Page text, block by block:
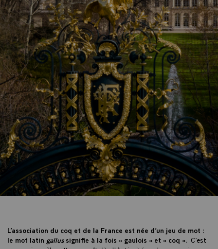
L’association du coq et de la France est née d’un jeu de mot :
le mot latin gallussignifie à la fois « gaulois » et « coq ». C’est